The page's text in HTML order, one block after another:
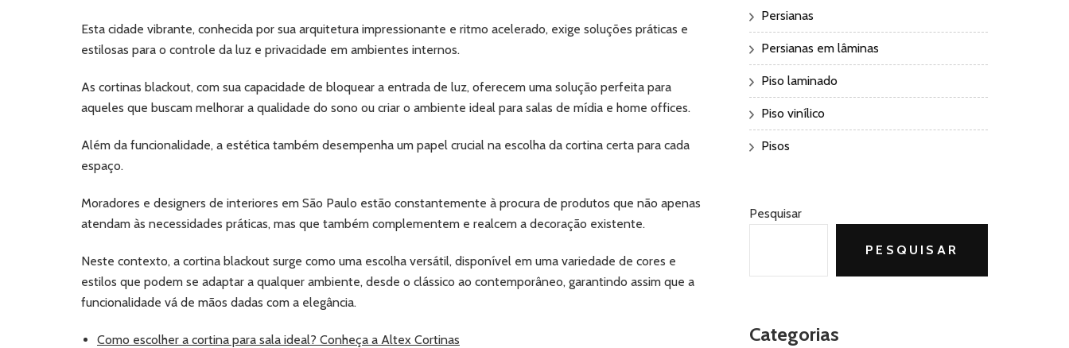
Esta cidade vibrante, conhecida por sua arquitetura impressionante e ritmo acelerado, exige soluções práticas e
estilosas para o controle da luz e privacidade em ambientes internos.
As cortinas blackout, com sua capacidade de bloquear a entrada de luz, oferecem uma solução perfeita para
aqueles que buscam melhorar a qualidade do sono ou criar o ambiente ideal para salas de mídia e home offices.
Além da funcionalidade, a estética também desempenha um papel crucial na escolha da cortina certa para cada
espaço.
Moradores e designers de interiores em São Paulo estão constantemente à procura de produtos que não apenas
atendam às necessidades práticas, mas que também complementem e realcem a decoração existente.
Neste contexto, a cortina blackout surge como uma escolha versátil, disponível em uma variedade de cores e
estilos que podem se adaptar a qualquer ambiente, desde o clássico ao contemporâneo, garantindo assim que a
funcionalidade vá de mãos dadas com a elegância.
Como escolher a cortina para sala ideal? Conheça a Altex Cortinas
Persianas
Persianas em lâminas
Piso laminado
Piso vinílico
Pisos
Pesquisar
PESQUISAR
Categorias